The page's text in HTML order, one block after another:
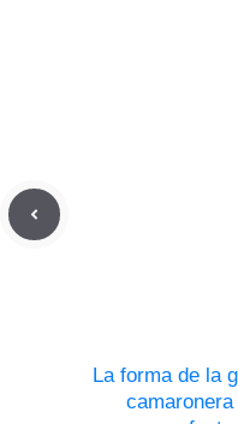
La forma de la
camaronera